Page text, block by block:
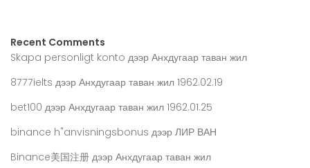
Recent Comments
Skapa personligt konto дээр Анхдугаар таван жил
8777ielts дээр Анхдугаар таван жил 1962.02.19
bet100 дээр Анхдугаар таван жил 1962.01.25
binance h"anvisningsbonus дээр ЛИР ВАН
Binance美国注册 дээр Анхдугаар таван жил